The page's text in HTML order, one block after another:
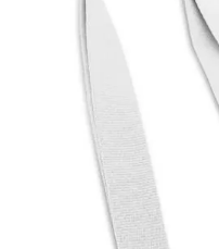
конференция,
Ви от служители!
ДДС при 400бр. за
Цените са актуални
доставка 2-3
Страхотно!!! Ще
отстъпка. Можем да
отстъпка при срок
дни. Ние ще се
срока и да
необходимото Ви